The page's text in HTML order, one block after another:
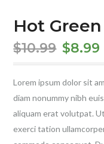
Hot
$10.99 $8.99
Lorem ipsum dolor sit
diam nonummy nibh
aliquam erat volutpat.
exerci tation